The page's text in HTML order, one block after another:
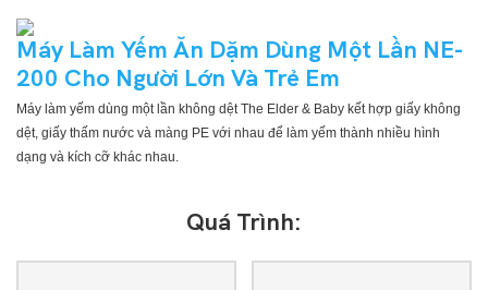
Máy Làm Yếm Ăn Dặm Dùng Một Lần NE-
200 Cho Người Lớn Và Trẻ Em
Máy làm yếm dùng một lần không dệt The Elder & Baby kết hợp giấy không
dệt, giấy thấm nước và màng PE với nhau để làm yếm thành nhiều hình
dạng và kích cỡ khác nhau.
Quá Trình: